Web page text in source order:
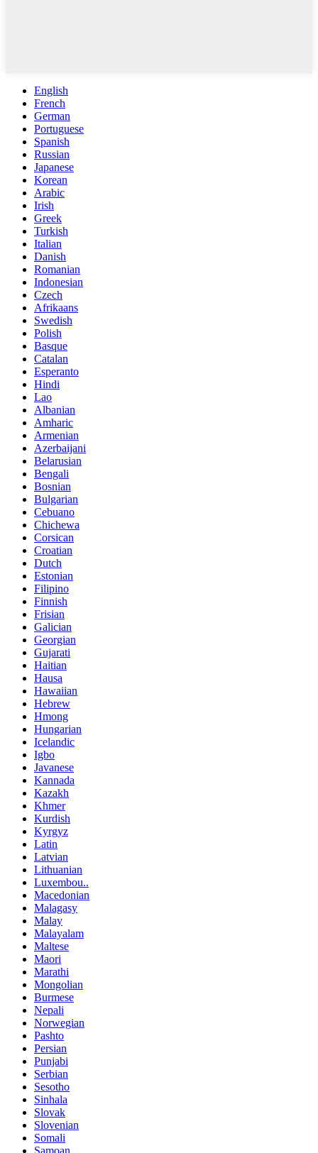
English
French
German
Portuguese
Spanish
Russian
Japanese
Korean
Arabic
Irish
Greek
Turkish
Italian
Danish
Romanian
Indonesian
Czech
Afrikaans
Swedish
Polish
Basque
Catalan
Esperanto
Hindi
Lao
Albanian
Amharic
Armenian
Azerbaijani
Belarusian
Bengali
Bosnian
Bulgarian
Cebuano
Chichewa
Corsican
Croatian
Dutch
Estonian
Filipino
Finnish
Frisian
Galician
Georgian
Gujarati
Haitian
Hausa
Hawaiian
Hebrew
Hmong
Hungarian
Icelandic
Igbo
Javanese
Kannada
Kazakh
Khmer
Kurdish
Kyrgyz
Latin
Latvian
Lithuanian
Luxembou..
Macedonian
Malagasy
Malay
Malayalam
Maltese
Maori
Marathi
Mongolian
Burmese
Nepali
Norwegian
Pashto
Persian
Punjabi
Serbian
Sesotho
Sinhala
Slovak
Slovenian
Somali